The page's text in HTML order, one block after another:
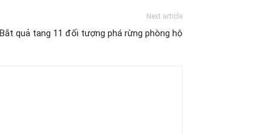
Next article
Bắt quả tang 11 đối tượng phá rừng phòng hộ